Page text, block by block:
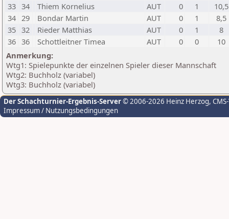
33 34 Thiem Kornelius AUT 0 1
10,5
34 29 Bondar Martin AUT 0 1
8,5
35 32 Rieder Matthias AUT 0 1
8
36 36 Schottleitner Timea AUT 0 0
10
Anmerkung:
Wtg1: Spielepunkte der einzelnen Spieler dieser Mannschaft
Wtg2: Buchholz (variabel)
Wtg3: Buchholz (variabel)
Der Schachturnier-Ergebnis-Server© 2006-2026 Heinz Herzog,
Impressum / Nutzungsbedingungen